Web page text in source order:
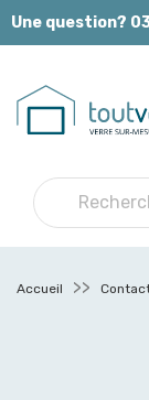
Panneau de
Une question?
Accueil